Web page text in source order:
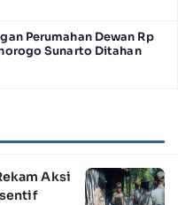
Perumahan Dewan Rp
Sunarto Ditahan
Aksi